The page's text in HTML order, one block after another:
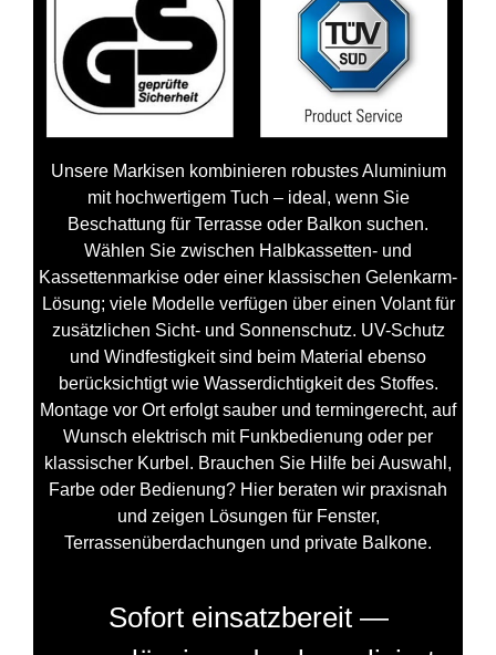
Unsere Markisen kombinieren robustes Aluminium
mit hochwertigem Tuch – ideal, wenn Sie
Beschattung für Terrasse oder Balkon suchen.
Wählen Sie zwischen Halbkassetten- und
Kassettenmarkise oder einer klassischen Gelenkarm-
Lösung; viele Modelle verfügen über einen Volant für
zusätzlichen Sicht- und Sonnenschutz. UV-Schutz
und Windfestigkeit sind beim Material ebenso
berücksichtigt wie Wasserdichtigkeit des Stoffes.
Montage vor Ort erfolgt sauber und termingerecht, auf
Wunsch elektrisch mit Funkbedienung oder per
klassischer Kurbel. Brauchen Sie Hilfe bei Auswahl,
Farbe oder Bedienung? Hier beraten wir praxisnah
und zeigen Lösungen für Fenster,
Terrassenüberdachungen und private Balkone.
Sofort einsatzbereit —